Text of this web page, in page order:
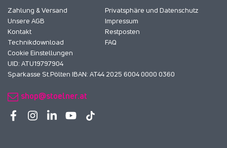
Zahlung & Versand
Privatsphäre und Datenschutz
Unsere AGB
Impressum
Kontakt
Restposten
Technikdownload
FAQ
Cookie Einstellungen
UID: ATU19797904
Sparkasse St.Pölten IBAN: AT44 2025 6004 0000 0360
shop@stoelner.at